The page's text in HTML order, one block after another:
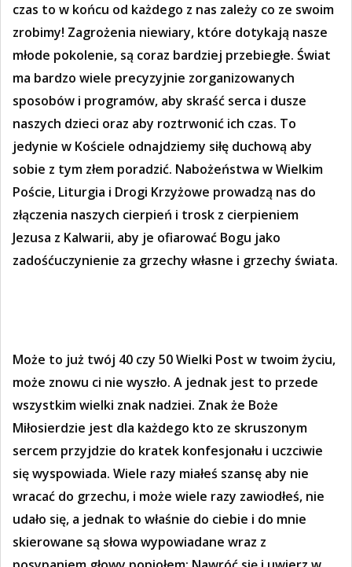
czas to w końcu od każdego z nas zależy co ze swoim
zrobimy! Zagrożenia niewiary, które dotykają nasze
młode pokolenie, są coraz bardziej przebiegłe. Świat
ma bardzo wiele precyzyjnie zorganizowanych
sposobów i programów, aby skraść serca i dusze
naszych dzieci oraz aby roztrwonić ich czas. To
jedynie w Kościele odnajdziemy siłę duchową aby
sobie z tym złem poradzić. Nabożeństwa w Wielkim
Poście, Liturgia i Drogi Krzyżowe prowadzą nas do
złączenia naszych cierpień i trosk z cierpieniem
Jezusa z Kalwarii, aby je ofiarować Bogu jako
zadośćuczynienie za grzechy własne i grzechy świata.
Może to już twój 40 czy 50 Wielki Post w twoim życiu,
może znowu ci nie wyszło. A jednak jest to przede
wszystkim wielki znak nadziei. Znak że Boże
Miłosierdzie jest dla każdego kto ze skruszonym
sercem przyjdzie do kratek konfesjonału i uczciwie
się wyspowiada. Wiele razy miałeś szansę aby nie
wracać do grzechu, i może wiele razy zawiodłeś, nie
udało się, a jednak to właśnie do ciebie i do mnie
skierowane są słowa wypowiadane wraz z